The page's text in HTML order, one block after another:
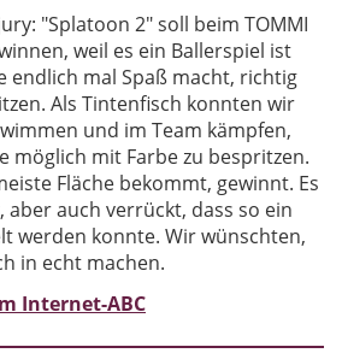
"Splatoon 2" soll beim TOMMI
weil es ein Ballerspiel ist
endlich mal Spaß macht, richtig
Als Tintenfisch konnten wir
und im Team kämpfen,
möglich mit Farbe zu bespritzen.
Fläche bekommt, gewinnt. Es
aber auch verrückt, dass so ein
werden konnte. Wir wünschten,
in echt machen.
Internet-ABC